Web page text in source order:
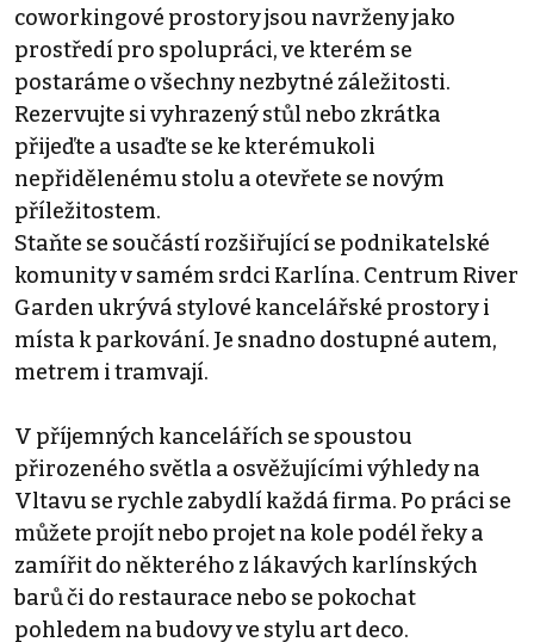
coworkingové prostory jsou navrženy jako
prostředí pro spolupráci, ve kterém se
postaráme o všechny nezbytné záležitosti.
Rezervujte si vyhrazený stůl nebo zkrátka
přijeďte a usaďte se ke kterémukoli
nepřidělenému stolu a otevřete se novým
příležitostem.
Staňte se součástí rozšiřující se podnikatelské
komunity v samém srdci Karlína. Centrum River
Garden ukrývá stylové kancelářské prostory i
místa k parkování. Je snadno dostupné autem,
metrem i tramvají.
V příjemných kancelářích se spoustou
přirozeného světla a osvěžujícími výhledy na
Vltavu se rychle zabydlí každá firma. Po práci se
můžete projít nebo projet na kole podél řeky a
zamířit do některého z lákavých karlínských
barů či do restaurace nebo se pokochat
pohledem na budovy ve stylu art deco.